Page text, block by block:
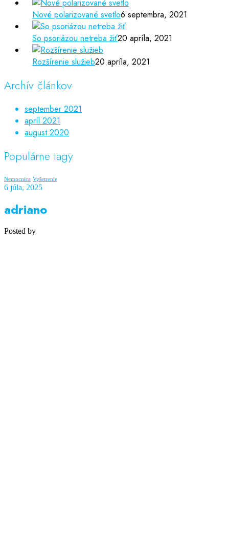
Nové polarizované svetlo6 septembra, 2021
So psoriázou netreba žiť20 apríla, 2021
Rozšírenie služieb20 apríla, 2021
Archív článkov
september 2021
apríl 2021
august 2020
Populárne tagy
Nemocnica Vyšetrenie
6 júla, 2025
adriano
Posted by